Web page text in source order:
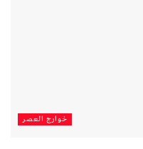
خوارج العصر